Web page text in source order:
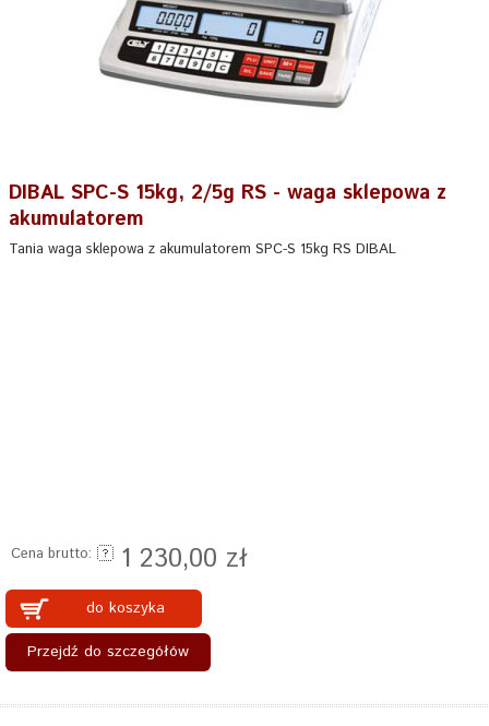
DIBAL SPC-S 15kg, 2/5g RS - waga sklepowa z
akumulatorem
Tania waga sklepowa z akumulatorem SPC-S 15kg RS DIBAL
Cena brutto: 1 230,00 zł
do koszyka
Przejdź do szczegółów